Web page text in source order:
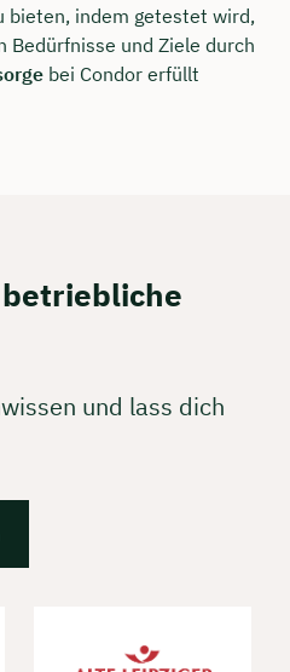
bieten, indem getestet wird,
und Ziele durch
bei Condor erfüllt
und lass dich